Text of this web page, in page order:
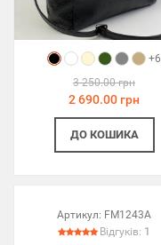
+6
3 250.00 грн
2 690.00 грн
ДО КОШИКА
Артикул: FM1243A
Відгуків: 1